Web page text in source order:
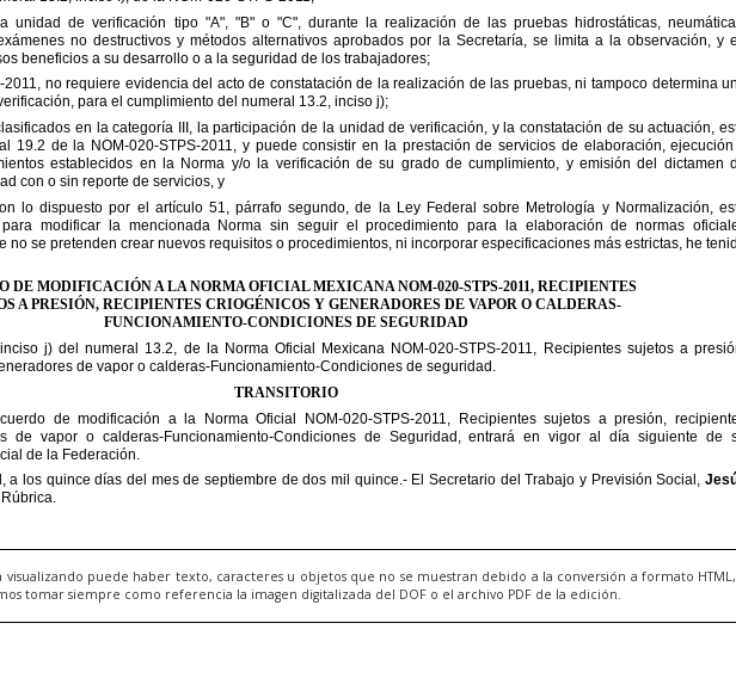
puede haber texto, caracteres u objetos que no se muestran debido a la conversión a formato HTML,
tomar siempre como referencia la imagen digitalizada del DOF o el archivo PDF de la edición.